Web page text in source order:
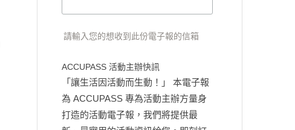
請輸入您的想收到此份電子報的信箱
ACCUPASS 活動主辦快訊
「讓生活因活動而生動！」 本電子報
為 ACCUPASS 專為活動主辦方量身
打造的活動電子報，我們將提供最